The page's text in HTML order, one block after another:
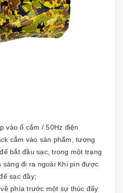
vào ổ cắm / 50Hz điện
cắm vào sản phẩm, tương
bắt đầu sạc, trong một trạng
sáng đi ra ngoài Khi pin được
sạc đầy;
phía trước một sự thúc đẩy